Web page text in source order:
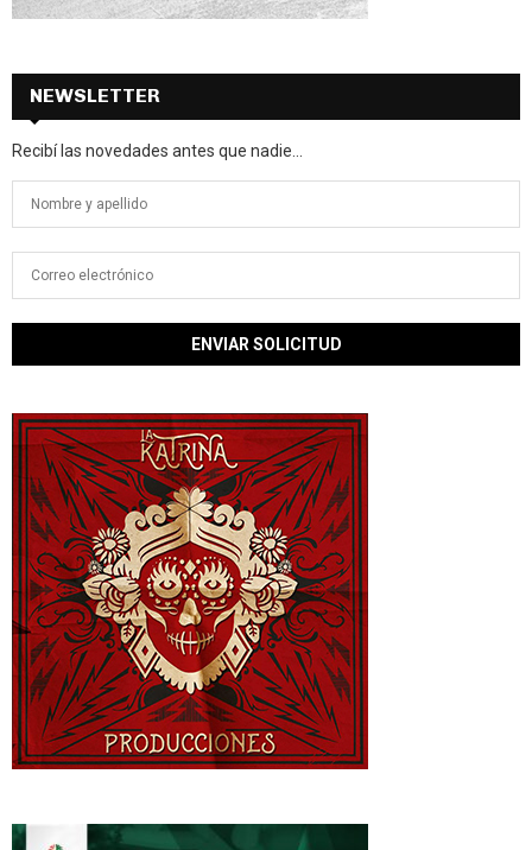
NEWSLETTER
Recibí las novedades antes que nadie...